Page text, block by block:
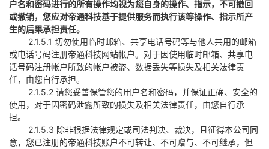
户名和密码进行的所有操作均视为您自身的操作、指示，不可撤回
或撤销，您应对帝通科技基于提供服务而执行该等操作、指示所产
生的后果承担责任。
2.1.5.1 切勿使用临时邮箱、共享电话号码等与他人共用的邮箱
或电话号码注册帝通科技网站帐户。对于因使用临时邮箱、共享电
话号码注册帐户所致的帐户被盗、数据丢失等损失及相关法律责
任，由您自行承担。
2.1.5.2 请您妥善保管您的用户名和密码，并保证正确、安全的
使用，对于因密码泄露所致的损失及相关法律责任，由您自行承
担。
2.1.5.3 除非根据法律规定或司法判决、裁决，且征得本公司同
意，您已注册的帝通科技账户不可转让、不可赠与、不可继承，但